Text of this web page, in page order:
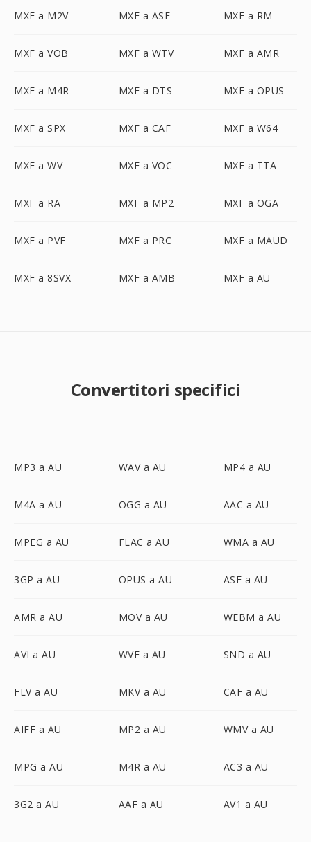
MXF a M2V MXF a ASF MXF a RM
MXF a VOB MXF a WTV MXF a AMR
MXF a M4R MXF a DTS MXF a OPUS
MXF a SPX MXF a CAF MXF a W64
MXF a WV MXF a VOC MXF a TTA
MXF a RA MXF a MP2 MXF a OGA
MXF a PVF MXF a PRC MXF a MAUD
MXF a 8SVX MXF a AMB MXF a AU
Convertitori specifici
MP3 a AU WAV a AU MP4 a AU
M4A a AU OGG a AU AAC a AU
MPEG a AU FLAC a AU WMA a AU
3GP a AU OPUS a AU ASF a AU
AMR a AU MOV a AU WEBM a AU
AVI a AU WVE a AU SND a AU
FLV a AU MKV a AU CAF a AU
AIFF a AU MP2 a AU WMV a AU
MPG a AU M4R a AU AC3 a AU
3G2 a AU AAF a AU AV1 a AU